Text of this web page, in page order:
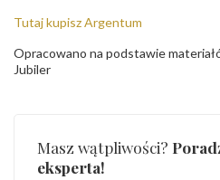
Tutaj kupisz Argentum
Opracowano na podstawie
Jubiler
Masz wątpliwości?
eksperta!